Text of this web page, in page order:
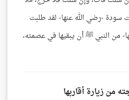
سودة -رضي الله عنها- لقد طلبت
من النبي ﷺ أن يبقيها في عصمته،
من زيارة أقاربها